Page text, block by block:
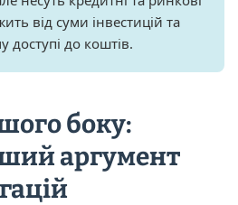
від суми інвестицій та
до коштів.
боку:
аргумент